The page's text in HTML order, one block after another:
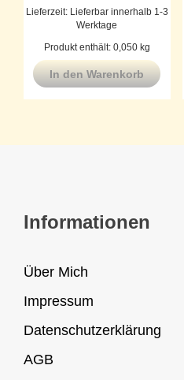
Lieferzeit: Lieferbar innerhalb 1-3
Werktage
Produkt enthält: 0,050 kg
In den Warenkorb
Informationen
Über Mich
Impressum
Datenschutzerklärung
AGB